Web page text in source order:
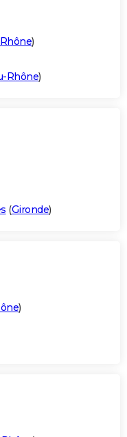
)
Rhône)
(Gironde)
)